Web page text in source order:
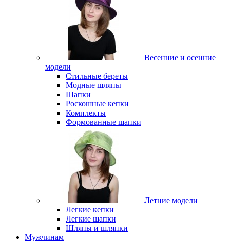
Весенние и осенние
модели
Стильные береты
Модные шляпы
Шапки
Роскошные кепки
Комплекты
Формованные шапки
Летние модели
Легкие кепки
Легкие шапки
Шляпы и шляпки
Мужчинам